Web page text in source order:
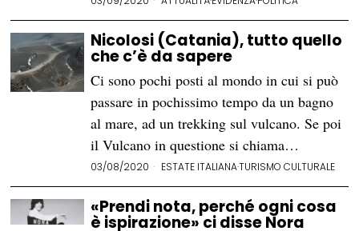
Nicolosi (Catania), tutto quello
che c’è da sapere
Ci sono pochi posti al mondo in cui si può
passare in pochissimo tempo da un bagno
al mare, ad un trekking sul vulcano. Se poi
il Vulcano in questione si chiama…
03/08/2020 ESTATE ITALIANA·TURISMO CULTURALE
«Prendi nota, perché ogni cosa
è ispirazione» ci disse Nora